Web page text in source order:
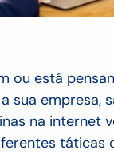
ou está
sua empresa,
na internet
táticas